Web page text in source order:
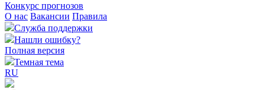
Конкурс прогнозов
О нас Вакансии Правила
Служба поддержки
Нашли ошибку?
Полная версия
Темная тема
RU